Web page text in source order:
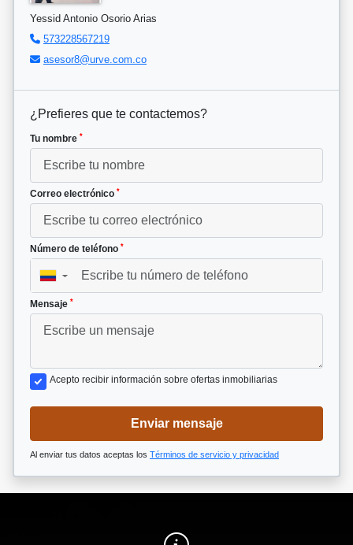
Yessid Antonio Osorio Arias
573228567219
asesor8@urve.com.co
¿Prefieres que te contactemos?
Tu nombre *
Correo electrónico *
Número de teléfono *
▼
Mensaje *
Acepto recibir información sobre ofertas inmobiliarias
Enviar mensaje
Al enviar tus datos aceptas los Términos de servicio y privacidad